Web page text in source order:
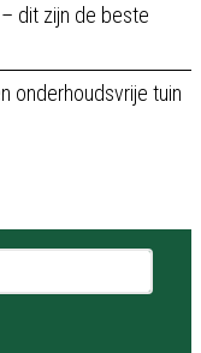
dit zijn de beste
onderhoudsvrije tuin